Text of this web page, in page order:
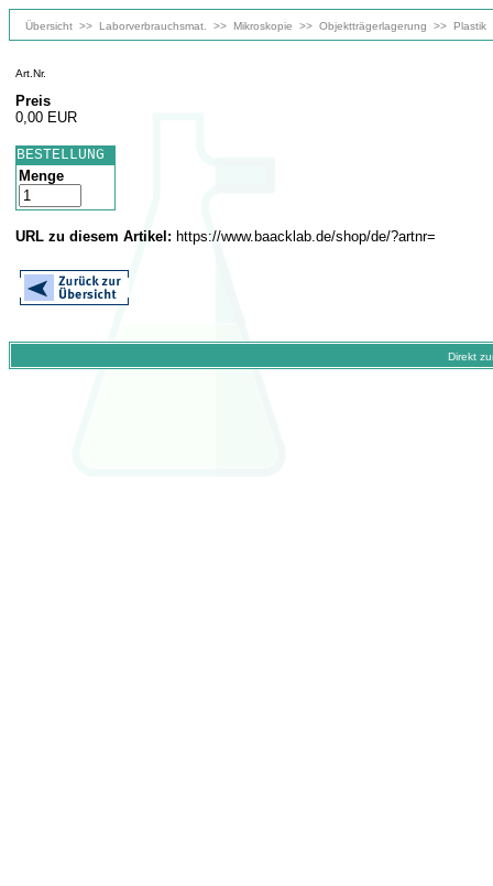
Übersicht >> Laborverbrauchsmat. >> Mikroskopie >> Objektträgerlagerung >> Plastik
Art.Nr.
Preis
0,00 EUR
BESTELLUNG
Menge
URL zu diesem Artikel: https://www.baacklab.de/shop/de/?artnr=
Direkt